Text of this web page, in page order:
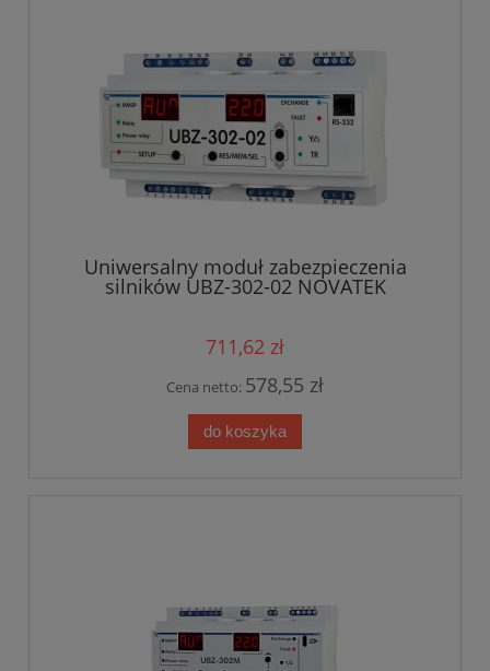
Uniwersalny moduł zabezpieczenia
silników UBZ-302-02 NOVATEK
711,62 zł
Cena netto: 578,55 zł
do koszyka